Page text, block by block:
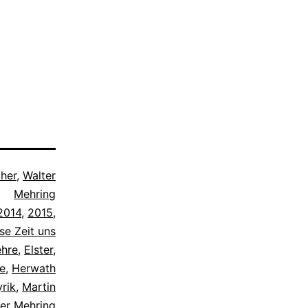
, Walter
Mehring
, 2015,
Zeit uns
, Elster,
, Herwath
, Martin
Mehring